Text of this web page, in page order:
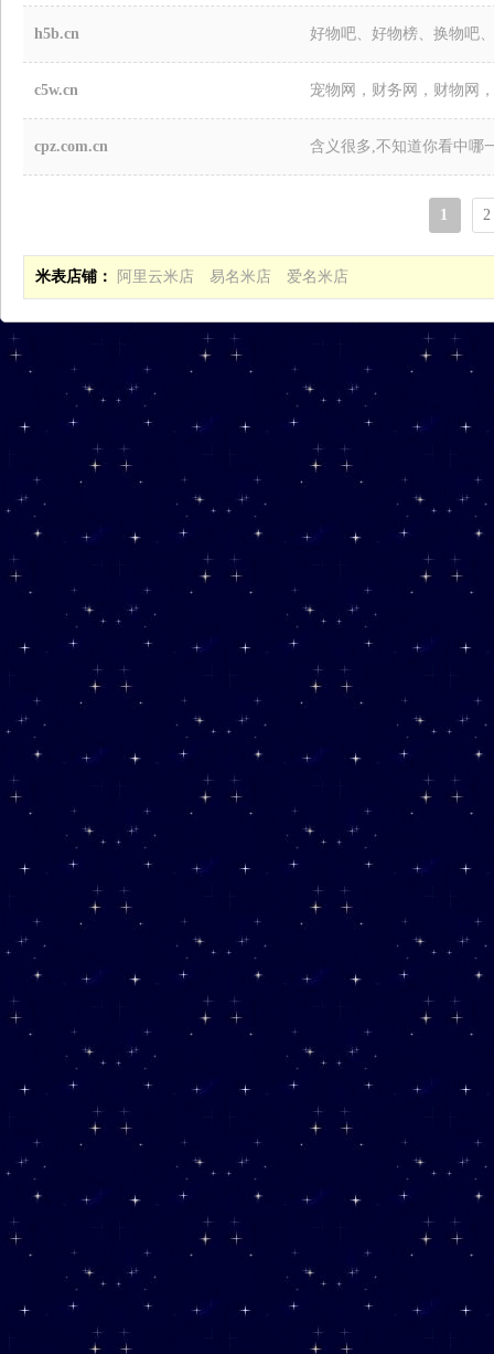
h5b.cn 好物吧、好物榜、换物吧
c5w.cn 宠物网，财务网，财物网
cpz.com.cn 含义很多,不知道你看中哪
1 2
米表店铺： 阿里云米店 易名米店 爱名米店